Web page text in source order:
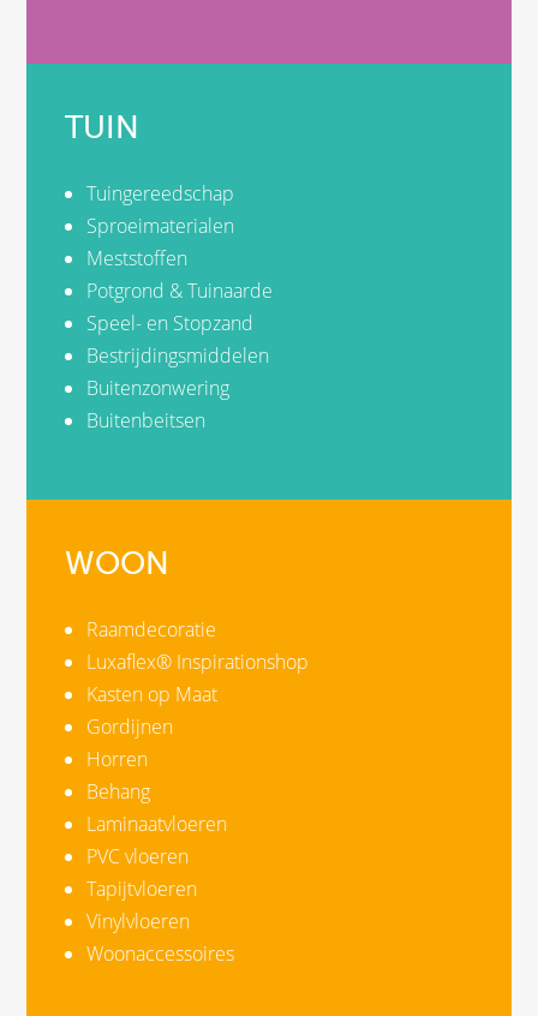
TUIN
Tuingereedschap
Sproeimaterialen
Meststoffen
Potgrond & Tuinaarde
Speel- en Stopzand
Bestrijdingsmiddelen
Buitenzonwering
Buitenbeitsen
WOON
Raamdecoratie
Luxaflex® Inspirationshop
Kasten op Maat
Gordijnen
Horren
Behang
Laminaatvloeren
PVC vloeren
Tapijtvloeren
Vinylvloeren
Woonaccessoires